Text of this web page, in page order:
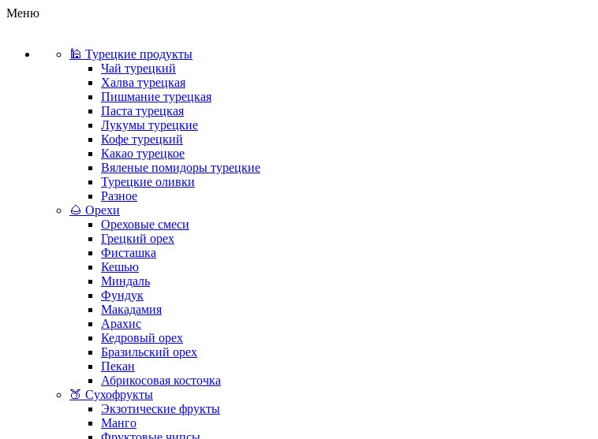
Меню
🕌 Турецкие продукты
Чай турецкий
Халва турецкая
Пишмание турецкая
Паста турецкая
Лукумы турецкие
Кофе турецкий
Какао турецкое
Вяленые помидоры турецкие
Турецкие оливки
Разное
🌰 Орехи
Ореховые смеси
Грецкий орех
Фисташка
Кешью
Миндаль
Фундук
Макадамия
Арахис
Кедровый орех
Бразильский орех
Пекан
Абрикосовая косточка
🍑 Сухофрукты
Экзотические фрукты
Манго